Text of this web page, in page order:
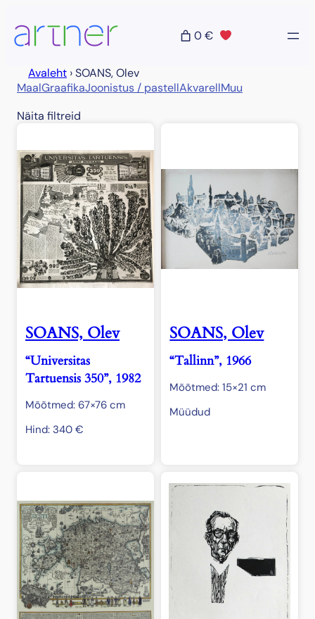
sisu
juurde
0 €
Avaleht ›SOANS, Olev
MaalGraafikaJoonistus / pastellAkvarellMuu
Näita filtreid
SOANS, Olev
“Universitas
Tartuensis 350”, 1982
Mõõtmed: 67×76 cm
Hind: 340 €
SOANS, Olev
“Tallinn”, 1966
Mõõtmed: 15×21 cm
Müüdud